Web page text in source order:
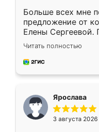
Больше всех мне
предложение от
Елены
короткие сроки
для замера
предложил по
Читать полностью
Ярослава
3 августа 2026